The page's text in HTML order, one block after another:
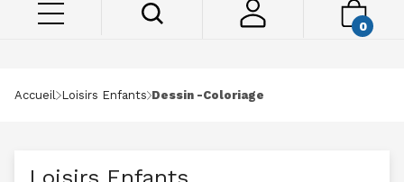
0
Accueil Loisirs Enfants Dessin -coloriage